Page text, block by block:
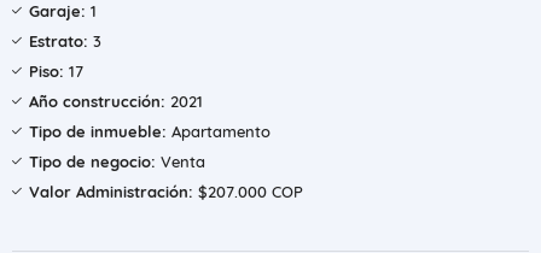
Garaje: 1
Estrato: 3
Piso: 17
Año construcción: 2021
Tipo de inmueble: Apartamento
Tipo de negocio: Venta
Valor Administración: $207.000 COP